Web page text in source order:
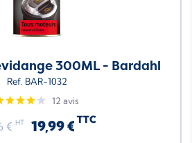
300ML - Bardahl
Ref. BAR-1032
12 avis
€ HT 19,99 € TTC